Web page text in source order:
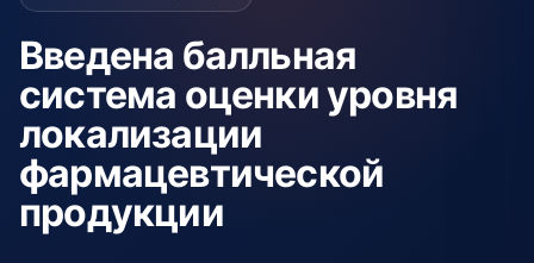
Введена балльная
система оценки уровня
локализации
фармацевтической
продукции